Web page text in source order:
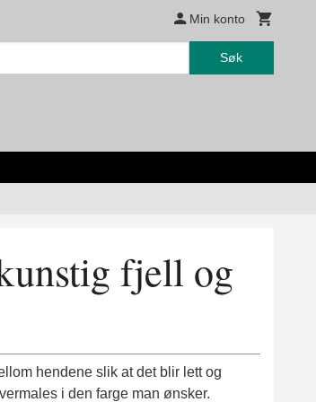
Min konto
Søk
fjell og
hendene slik at det blir lett og
i den farge man ønsker.